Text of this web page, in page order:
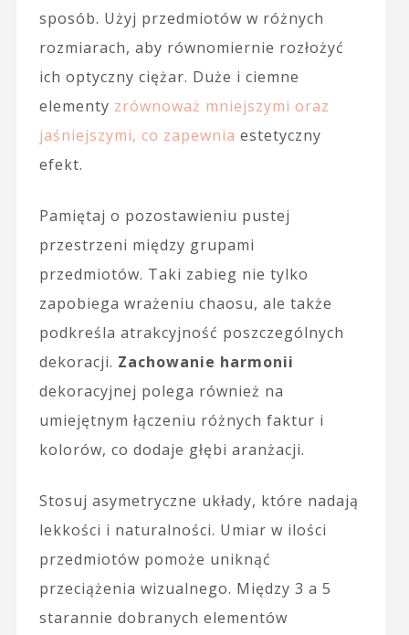
sposób. Użyj przedmiotów w różnych
rozmiarach, aby równomiernie rozłożyć
ich optyczny ciężar. Duże i ciemne
elementy zrównoważ mniejszymi oraz
jaśniejszymi, co zapewnia estetyczny
efekt.
Pamiętaj o pozostawieniu pustej
przestrzeni między grupami
przedmiotów. Taki zabieg nie tylko
zapobiega wrażeniu chaosu, ale także
podkreśla atrakcyjność poszczególnych
dekoracji. Zachowanie harmonii
dekoracyjnej polega również na
umiejętnym łączeniu różnych faktur i
kolorów, co dodaje głębi aranżacji.
Stosuj asymetryczne układy, które nadają
lekkości i naturalności. Umiar w ilości
przedmiotów pomoże uniknąć
przeciążenia wizualnego. Między 3 a 5
starannie dobranych elementów